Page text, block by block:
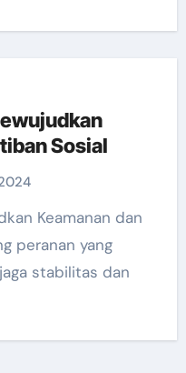
Sosial
peranan yang
stabilitas dan